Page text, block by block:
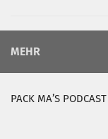
MEHR
PACK MA’S PODCAST